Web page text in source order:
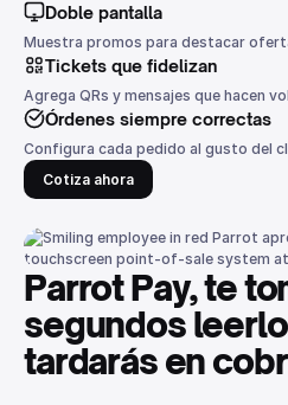
Doble pantalla
Muestra promos para destacar
Tickets que fidelizan
Agrega QRs y mensajes que hacen
Órdenes siempre correctas
Configura cada pedido al gusto del
Cotiza ahora
Parrot Pay, te
segundos
tardarás en